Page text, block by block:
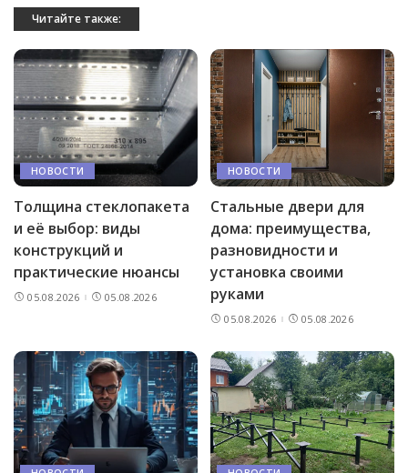
Читайте также:
НОВОСТИ
Толщина стеклопакета
и её выбор: виды
конструкций и
практические нюансы
05.08.2026 05.08.2026
НОВОСТИ
Стальные двери для
дома: преимущества,
разновидности и
установка своими
руками
05.08.2026 05.08.2026